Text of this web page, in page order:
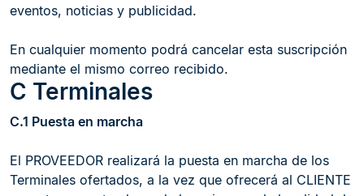
eventos, noticias y publicidad.
En cualquier momento podrá cancelar esta suscripción
mediante el mismo correo recibido.
C Terminales
C.1 Puesta en marcha
El PROVEEDOR realizará la puesta en marcha de los
Terminales ofertados, a la vez que ofrecerá al CLIENTE